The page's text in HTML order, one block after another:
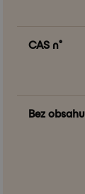
CAS n°
Bez obsahu